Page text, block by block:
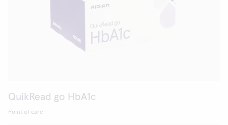
QuikRead go HbA1c
Point of care